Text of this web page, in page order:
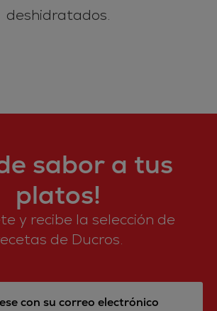
deshidratados.
sabor a tus
platos!
y recibe la selección de
de Ducros.
con su correo electrónico